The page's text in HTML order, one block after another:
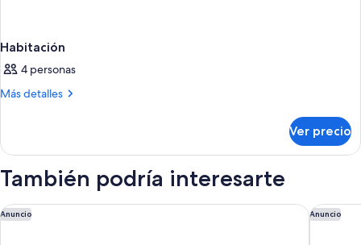
Habitación
4 personas
Más detalles
Más
Ver precio
También podría interesarte
Anuncio
Westgate Las Vegas Resort & Casino Anuncio
Palette